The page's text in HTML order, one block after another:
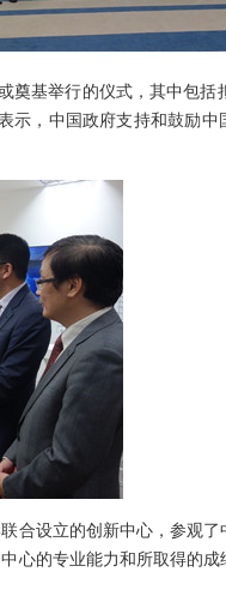
基举行的仪式，其中包括
示，中国政府支持和鼓励中
设立的创新中心，参观了
心的专业能力和所取得的